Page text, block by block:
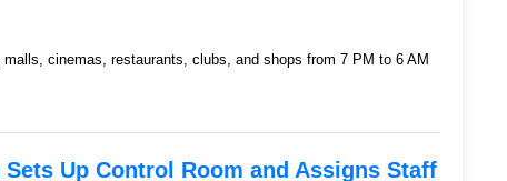
cinemas, restaurants, clubs, and shops from 7 PM to 6 AM
Up Control Room and Assigns Staff